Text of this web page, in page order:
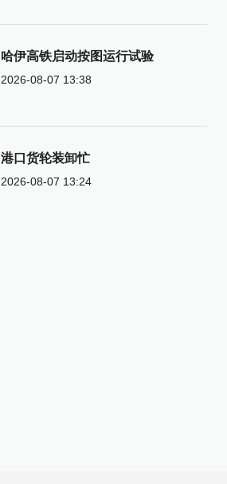
哈伊高铁启动按图运行试验
2026-08-07 13:38
港口货轮装卸忙
2026-08-07 13:24